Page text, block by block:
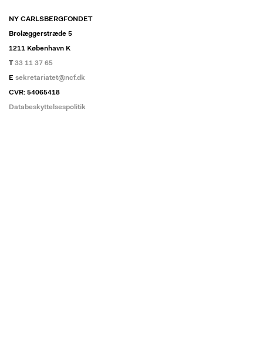
NY CARLSBERGFONDET
Brolæggerstræde 5
1211 København K
T33 11 37 65
E sekretariatet@ncf.dk
CVR: 54065418
Databeskyttelsespolitik